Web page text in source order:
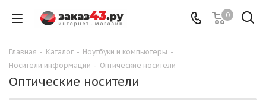
0
Главная - Каталог - Ноутбуки и компьютеры -
Носители информации - Оптические носители
Оптические носители